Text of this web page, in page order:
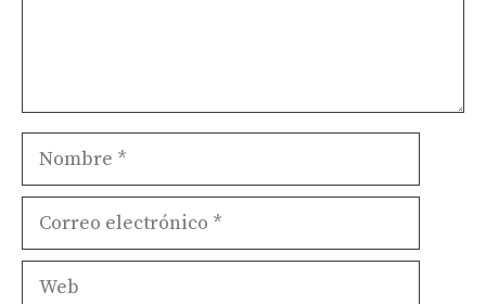
Nombre
Correo
Web